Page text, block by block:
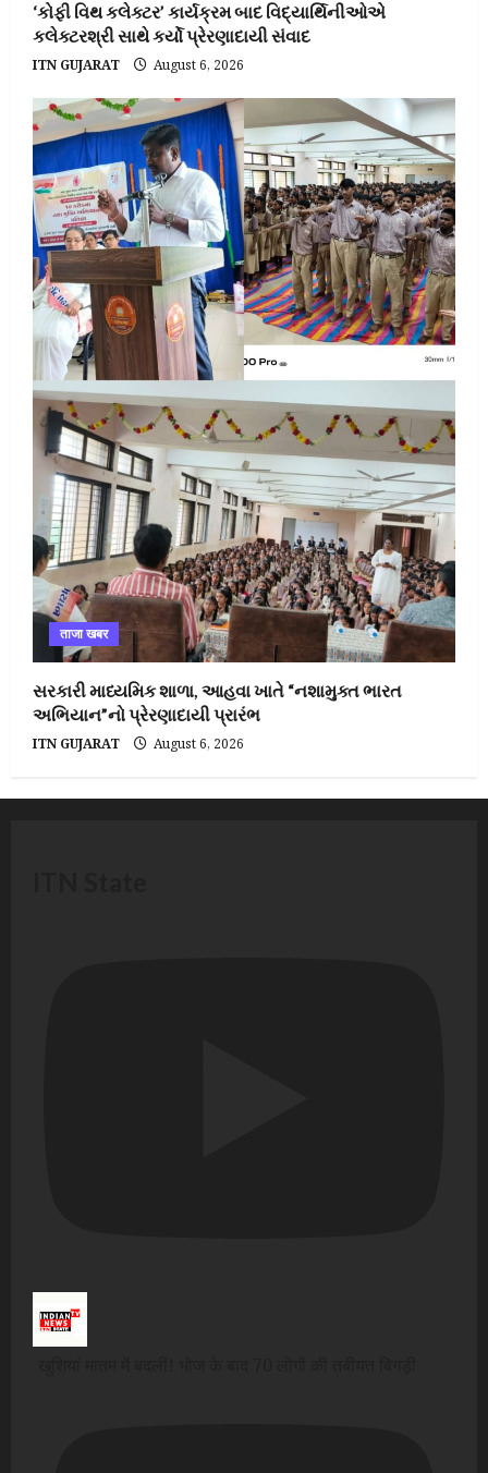
‘કોફી વિથ કલેક્ટર’ કાર્યક્રમ બાદ વિદ્યાર્થિનીઓએ
કલેક્ટરશ્રી સાથે કર્યો પ્રેરણાદાયી સંવાદ
ITN GUJARAT August 6, 2026
ताजा खबर
સરકારી માધ્યમિક શાળા, આહવા ખાતે “નશામુક્ત ભારત
અભિયાન”નો પ્રેરણાદાયી પ્રારંભ
ITN GUJARAT August 6, 2026